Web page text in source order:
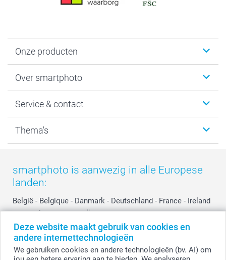
Deze website maakt gebruik van cookies en
andere internettechnologieën
We gebruiken cookies en andere technologieën (bv. AI) om
Onze producten
Fotoboeken
Fotocadeaus
Kaarten
Over smartphoto
Vacatures
Bestelproces
Privacy
Cookiebeleid
Reviews
Prijslijst
Investor Relations
Service & contact
Tevredenheidsgarantie
smartbonus
smartfriends
service@smartphoto.nl
Affiliate partnerprogramma
Partnerships
Influencer partnerprogramma
Thema's
Moederdag
Vaderdag
Huwelijk
smartphoto is aanwezig in alle Europese
landen:
België - Belgique - Danmark - Deutschland - France - Ireland
- Nederland - Norge - Österreich - Schweiz - Suisse -
Switzerland - Suomi - Sverige - United Kingdom -
Other Countries